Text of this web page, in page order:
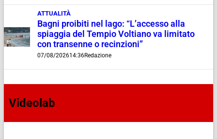
ATTUALITÀ
Bagni proibiti nel lago: “L’accesso alla
spiaggia del Tempio Voltiano va limitato
con transenne o recinzioni”
07/08/202614:36Redazione
Videolab